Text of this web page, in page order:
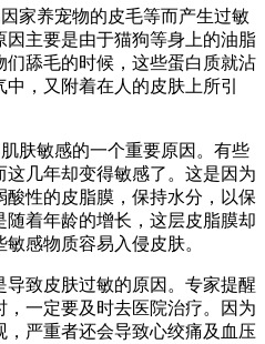
家养宠物的皮毛等而产生过敏
主要是由于猫狗等身上的油脂
舔毛的时候，这些蛋白质就沾
，又附着在人的皮肤上所引
肤敏感的一个重要原因。有些
这几年却变得敏感了。这是因为
性的皮脂膜，保持水分，以保
着年龄的增长，这层皮脂膜却
感物质容易入侵皮肤。
导致皮肤过敏的原因。专家提醒
一定要及时去医院治疗。因为
，严重者还会导致心绞痛及血压